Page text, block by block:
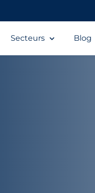
Secteurs Blog